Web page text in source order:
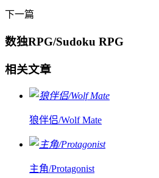
下一篇
数独RPG/Sudoku RPG
相关文章
狼伴侣/Wolf Mate
主角/Protagonist